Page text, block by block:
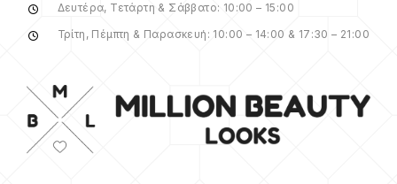
Δευτέρα, Τετάρτη & Σάββατο: 10:00 – 15:00
Τρίτη, Πέμπτη & Παρασκευή: 10:00 – 14:00 & 17:30 – 21:00